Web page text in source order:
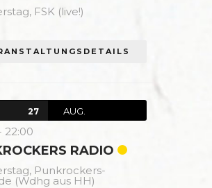
FSK (live!)
27 AUG.
22:00
RADIO
Punkrockers-
(Wdhg aus HH)